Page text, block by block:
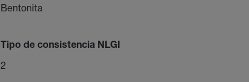
Bentonita
Tipo de consistencia NLGI
2